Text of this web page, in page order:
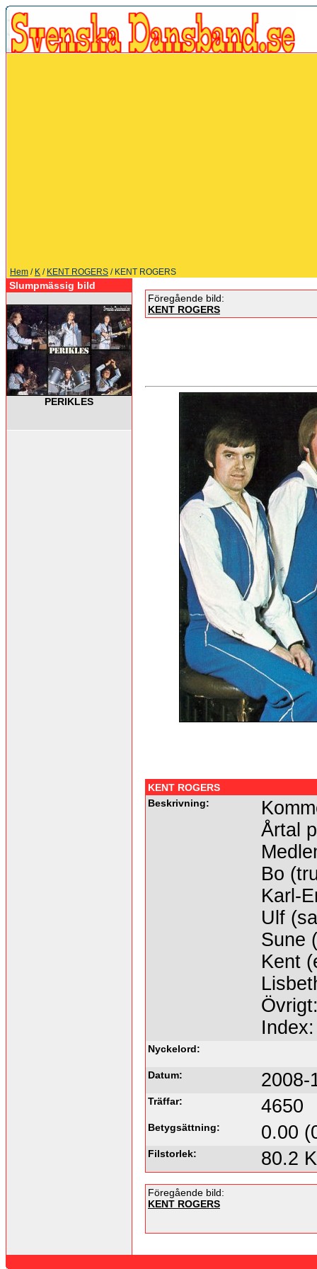
Hem / K / KENT ROGERS / KENT ROGERS
Slumpmässig bild
PERIKLES
Föregående bild:
KENT ROGERS
KENT ROGERS
Beskrivning:
Årtal
Bo
Karl-
Ulf
Sune
Kent
Nyckelord:
Datum: 2008-
Träffar: 4650
Betygsättning: 0.00
Filstorlek: 80.2
Föregående bild:
KENT ROGERS